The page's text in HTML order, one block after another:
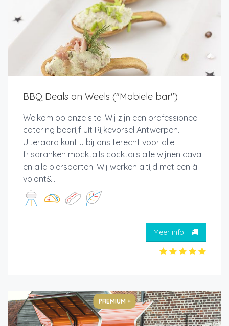
BBQ Deals on Weels ("Mobiele bar")
Welkom op onze site. Wij zijn een professioneel
catering bedrijf uit Rijkevorsel Antwerpen.
Uiteraard kunt u bij ons terecht voor alle
frisdranken mocktails cocktails alle wijnen cava
en alle biersoorten. Wij werken altijd met een à
volont&...
Meer info
PREMIUM +